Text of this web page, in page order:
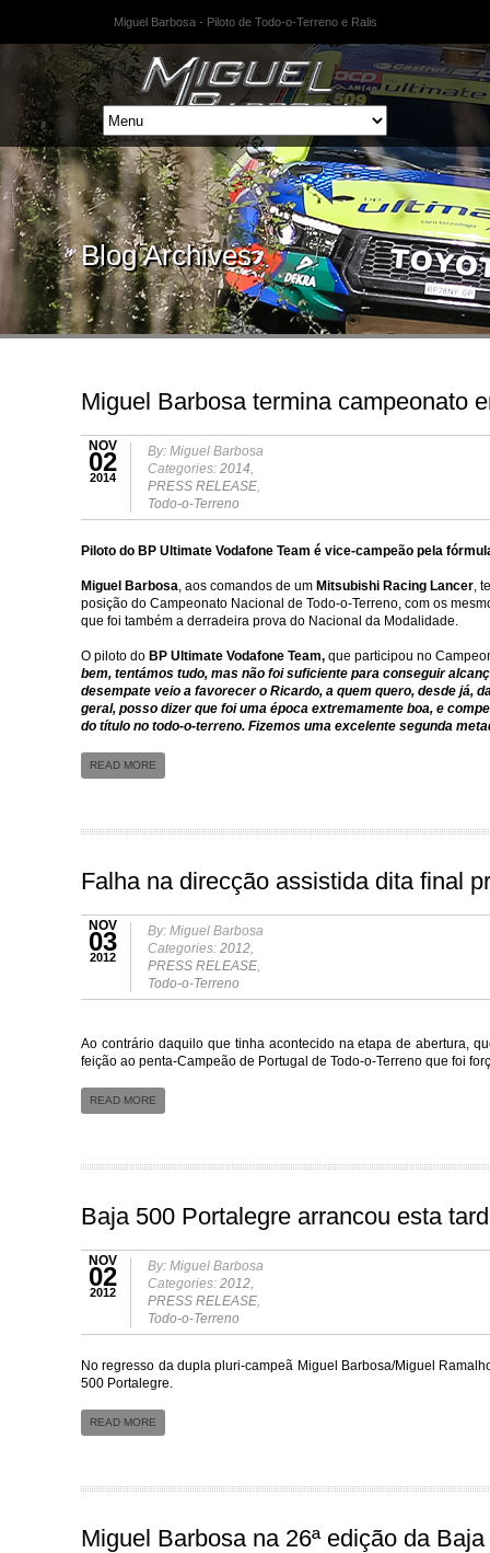
Miguel Barbosa - Piloto de Todo-o-Terreno e Ralis
Blog Archives
Miguel Barbosa termina campeonato
NOV
02
2014
By: Miguel Barbosa
Categories: 2014,
PRESS RELEASE,
Todo-o-Terreno
Piloto do BP Ultimate Vodafone Team é vice-campeão pela
Miguel Barbosa, aos comandos de um Mitsubishi Racing Lancer,
posição do Campeonato Nacional de Todo-o-Terreno, com os
que foi também a derradeira prova do Nacional da Modalidade.
O piloto do BP Ultimate Vodafone Team, que participou no
bem, tentámos tudo, mas não foi suficiente para conseguir
desempate veio a favorecer o Ricardo, a quem quero, desde já,
geral, posso dizer que foi uma época extremamente boa, e
do título no todo-o-terreno. Fizemos uma excelente segunda
READ MORE
Falha na direcção assistida dita final
NOV
03
2012
By: Miguel Barbosa
Categories: 2012,
PRESS RELEASE,
Todo-o-Terreno
Ao contrário daquilo que tinha acontecido na etapa de abertura,
feição ao penta-Campeão de Portugal de Todo-o-Terreno que foi
READ MORE
Baja 500 Portalegre arrancou esta
NOV
02
2012
By: Miguel Barbosa
Categories: 2012,
PRESS RELEASE,
Todo-o-Terreno
No regresso da dupla pluri-campeã Miguel Barbosa/Miguel
500 Portalegre.
READ MORE
Miguel Barbosa na 26ª edição da